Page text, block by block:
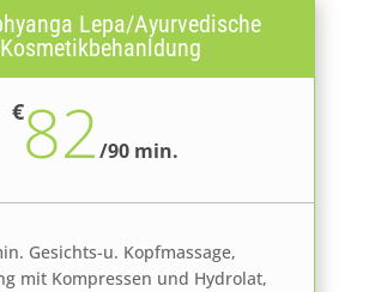
Lepa/Ayurvedische
Kosmetikbehanldung
€82/90 min.
Gesichts-u. Kopfmassage,
mit Kompressen und Hydrolat,